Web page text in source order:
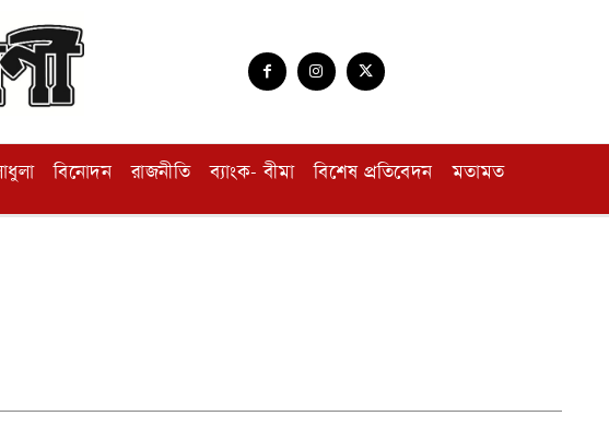
বিনোদন রাজনীতি ব্যাংক- বীমা বিশেষ প্রতিবেদন মতামত